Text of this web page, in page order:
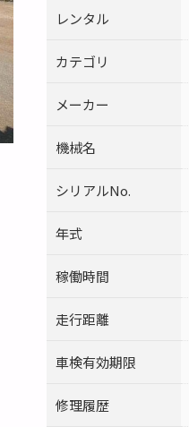
レンタル
カテゴリ
メーカー
機械名
シリアルNo.
年式
稼働時間
走行距離
車検有効期限
修理履歴